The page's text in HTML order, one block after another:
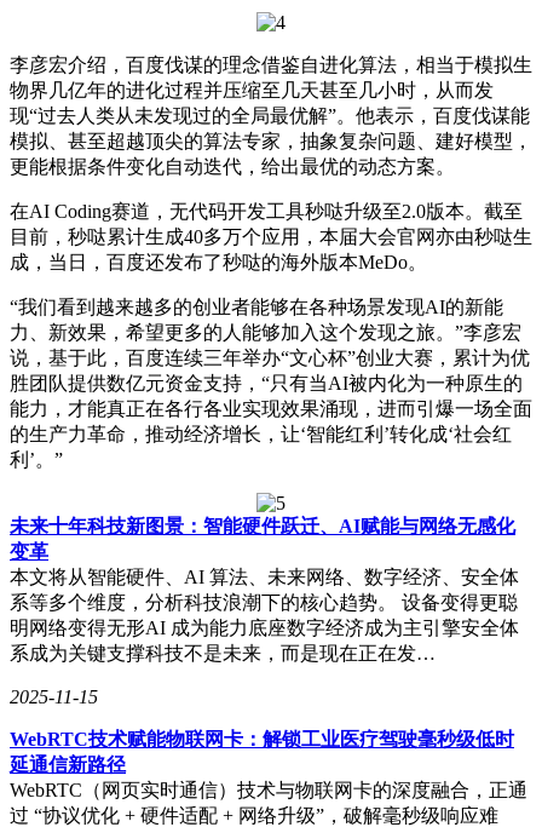
李彦宏介绍，百度伐谋的理念借鉴自进化算法，相当于模拟生
物界几亿年的进化过程并压缩至几天甚至几小时，从而发
现“过去人类从未发现过的全局最优解”。他表示，百度伐谋能
模拟、甚至超越顶尖的算法专家，抽象复杂问题、建好模型，
更能根据条件变化自动迭代，给出最优的动态方案。
在AI Coding赛道，无代码开发工具秒哒升级至2.0版本。截至
目前，秒哒累计生成40多万个应用，本届大会官网亦由秒哒生
成，当日，百度还发布了秒哒的海外版本MeDo。
“我们看到越来越多的创业者能够在各种场景发现AI的新能
力、新效果，希望更多的人能够加入这个发现之旅。”李彦宏
说，基于此，百度连续三年举办“文心杯”创业大赛，累计为优
胜团队提供数亿元资金支持，“只有当AI被内化为一种原生的
能力，才能真正在各行各业实现效果涌现，进而引爆一场全面
的生产力革命，推动经济增长，让‘智能红利’转化成‘社会红
利’。”
未来十年科技新图景：智能硬件跃迁、AI赋能与网络无感化
变革
本文将从智能硬件、AI 算法、未来网络、数字经济、安全体
系等多个维度，分析科技浪潮下的核心趋势。 设备变得更聪
明网络变得无形AI 成为能力底座数字经济成为主引擎安全体
系成为关键支撑科技不是未来，而是现在正在发…
2025-11-15
WebRTC技术赋能物联网卡：解锁工业医疗驾驶毫秒级低时
延通信新路径
WebRTC（网页实时通信）技术与物联网卡的深度融合，正通
过 “协议优化 + 硬件适配 + 网络升级”，破解毫秒级响应难